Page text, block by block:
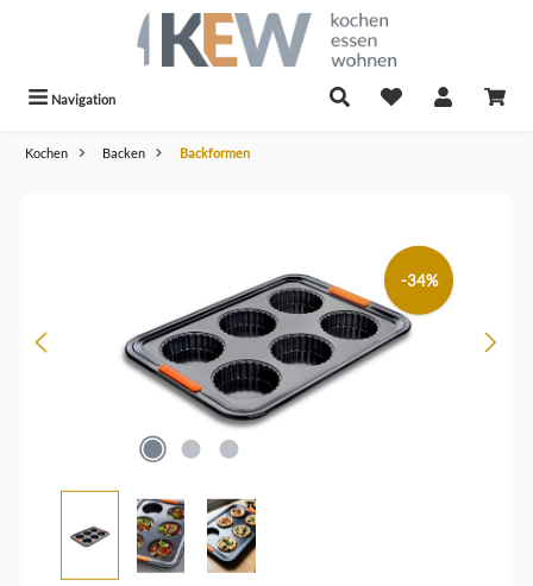
Navigation
Kochen Backen Backformen
-34%